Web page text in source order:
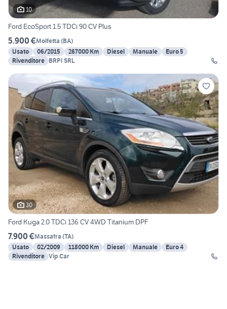
10
Ford EcoSport 1.5 TDCi 90 CV Plus
5.900 €Molfetta (BA)
Usato
06/2015 267000 Km Diesel Manuale
Euro 5
Rivenditore BRPI SRL
30
Ford Kuga 2.0 TDCi 136 CV 4WD Titanium DPF
7.900 €Massafra (TA)
Usato
02/2009 118000 Km Diesel Manuale
Euro 4
Rivenditore Vip Car